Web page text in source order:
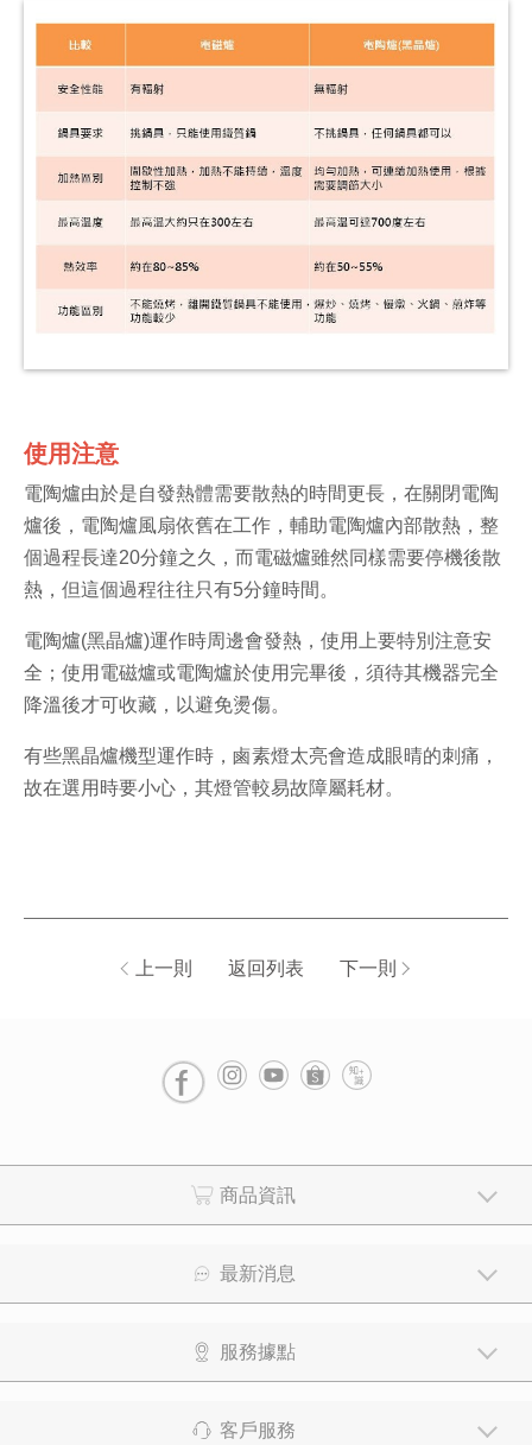
使用注意
電陶爐由於是自發熱體需要散熱的時間更長，在關閉電陶
爐後，電陶爐風扇依舊在工作，輔助電陶爐內部散熱，整
個過程長達20分鐘之久，而電磁爐雖然同樣需要停機後散
熱，但這個過程往往只有5分鐘時間。
電陶爐(黑晶爐)運作時周邊會發熱，使用上要特別注意安
全；使用電磁爐或電陶爐於使用完畢後，須待其機器完全
降溫後才可收藏，以避免燙傷。
有些黑晶爐機型運作時，鹵素燈太亮會造成眼晴的刺痛，
故在選用時要小心，其燈管較易故障屬耗材。
上一則 返回列表 下一則
商品資訊
最新消息
服務據點
客戶服務